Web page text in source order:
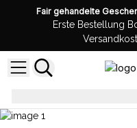
Fair gehandelte
Erste Bestellung